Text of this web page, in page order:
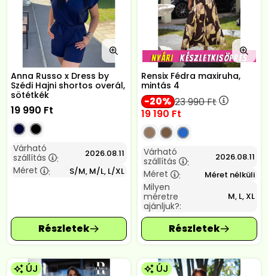
Anna Russo x Dress by
Szédi Hajni shortos overál,
sötétkék
19 990 Ft
Várható
szállítás
: 2026.08.11
Méret : S/M, M/L, L/XL
Rensix Fédra maxiruha,
mintás 4
20 23 990Ft
19 190 Ft
Várható
szállítás
: 2026.08.11
Méret : Méret nélküli
Milyen
méretre
ajánljuk?:
M, L, XL
ÚJ ÚJ